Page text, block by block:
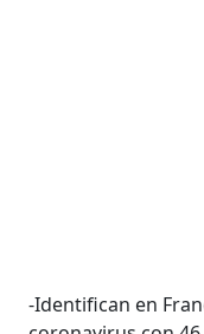
-Identifican en